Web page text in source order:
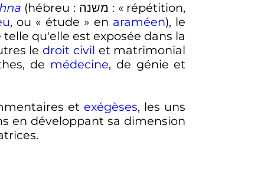
(hébreu : משנה : « répétition,
, ou « étude » en araméen), le
telle qu'elle est exposée dans la
le droit civil et matrimonial
de médecine, de génie et
et exégèses, les uns
en développant sa dimension